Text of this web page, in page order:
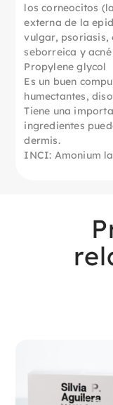
los corneocitos
externa de la
vulgar, psoriasis,
seborreica y
Propylene glycol
Es un buen
humectantes,
Tiene una
ingredientes
dermis.
INCI: Amonium